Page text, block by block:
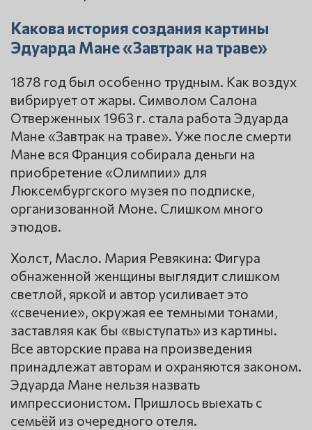
Какова история создания картины
Эдуарда Мане «Завтрак на траве»
1878 год был особенно трудным. Как воздух
вибрирует от жары. Символом Салона
Отверженных 1963 г. стала работа Эдуарда
Мане «Завтрак на траве». Уже после смерти
Мане вся Франция собирала деньги на
приобретение «Олимпии» для
Люксембургского музея по подписке,
организованной Моне. Слишком много
этюдов.
Холст, Масло. Мария Ревякина: Фигура
обнаженной женщины выглядит слишком
светлой, яркой и автор усиливает это
«свечение», окружая ее темными тонами,
заставляя как бы «выступать» из картины.
Все авторские права на произведения
принадлежат авторам и охраняются законом.
Эдуарда Мане нельзя назвать
импрессионистом. Пришлось выехать с
семьёй из очередного отеля.